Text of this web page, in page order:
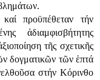
προϋπέθεταν τήν
ἀδιαμφισβήτητης
τῆς σχετικῆς
δογματικῶν τῶν ἑπτά
στήν Κόρινθο